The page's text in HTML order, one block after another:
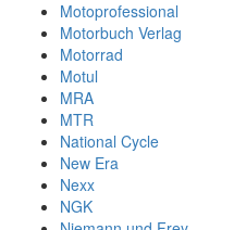
Motoprofessional
Motorbuch Verlag
Motorrad
Motul
MRA
MTR
National Cycle
New Era
Nexx
NGK